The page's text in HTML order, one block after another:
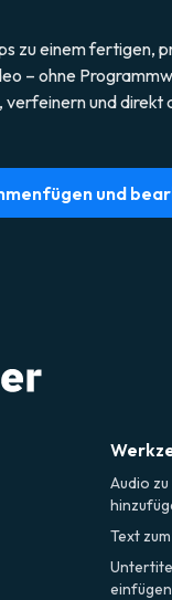
zu einem fertigen,
– ohne
verfeinern und direkt
und
Audio
Text